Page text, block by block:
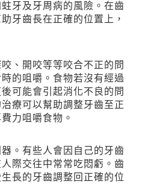
牙及牙周病的風險。在齒
牙齒長在正確的位置上，
、開咬等等咬合不正的問
的咀嚼。食物若沒有經過
可能會引起消化不良的問
療可以幫助調整牙齒至正
力咀嚼食物。
。有些人會因自己的牙齒
際交往中常常吃悶虧。齒
長的牙齒調整回正確的位